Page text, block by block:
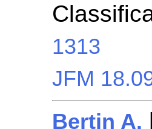
1313
JFM
Bertin A.